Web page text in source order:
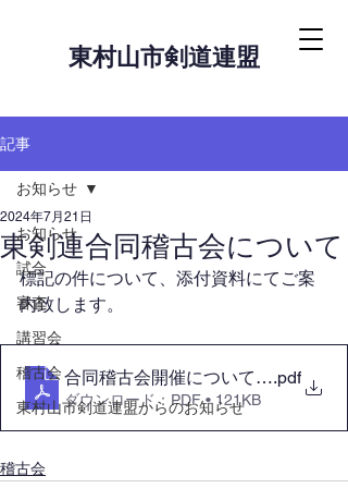
東村山市剣道連盟
記事
お知らせ
試合
審査
講習会
稽古会
東村山市剣道連盟からのお知らせ
お知らせ
東剣連合同稽古会について
2024年7月21日
標記の件について、添付資料にてご案
内致します。
合同稽古会開催について2024.07.29
.pdf
ダウンロード：PDF • 121KB
稽古会